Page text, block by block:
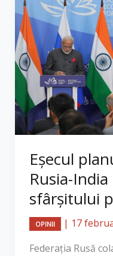
Eșecul
Rusia-
sfârșitului
OPINII | 17
Federația Rusă